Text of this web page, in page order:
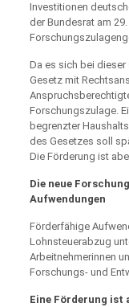
Investitionen
der Bundesrat am
Da es sich bei dieser
Gesetz mit
Forschungszulage.
begrenzter
des Gesetzes soll
Die Förderung ist
Die neue
Aufwendungen
Förderfähige
Lohnsteuerabzug
Arbeitnehmerinnen
Forschungs- und
Eine Förderung ist